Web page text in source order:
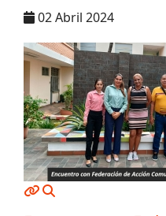
02 Abril 2024